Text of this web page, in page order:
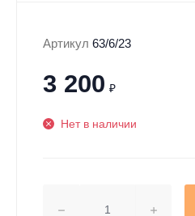
Артикул 63/6/23
3 200 ₽
Нет в наличии